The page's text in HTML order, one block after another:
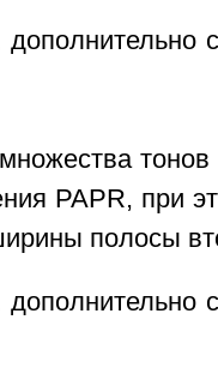
тонов
PAPR, при
полосы